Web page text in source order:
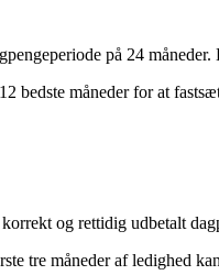
på 24
bedste måneder for at
og rettidig udbetalt
tre måneder af ledighed